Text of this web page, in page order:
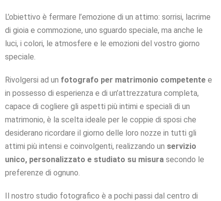
L’obiettivo è fermare l’emozione di un attimo: sorrisi, lacrime
di gioia e commozione, uno sguardo speciale, ma anche le
luci, i colori, le atmosfere e le emozioni del vostro giorno
speciale.
Rivolgersi ad un fotografo per matrimonio competente e
in possesso di esperienza e di un’attrezzatura completa,
capace di cogliere gli aspetti più intimi e speciali di un
matrimonio, è la scelta ideale per le coppie di sposi che
desiderano ricordare il giorno delle loro nozze in tutti gli
attimi più intensi e coinvolgenti, realizzando un servizio
unico, personalizzato e studiato su misura secondo le
preferenze di ognuno.
Il nostro studio fotografico è a pochi passi dal centro di